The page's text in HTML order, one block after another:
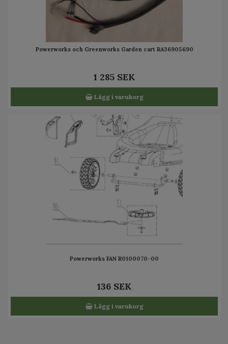
Powerworks och Greenworks Garden cart RA36905690
1 285 SEK
Lägg i varukorg
Powerworks FAN R0100070-00
136 SEK
Lägg i varukorg